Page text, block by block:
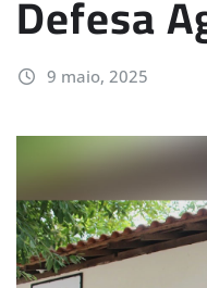
Defesa
9 maio, 2025